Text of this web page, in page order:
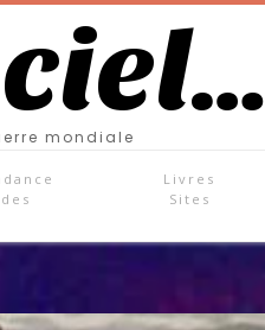
mondiale
Livres
Sites